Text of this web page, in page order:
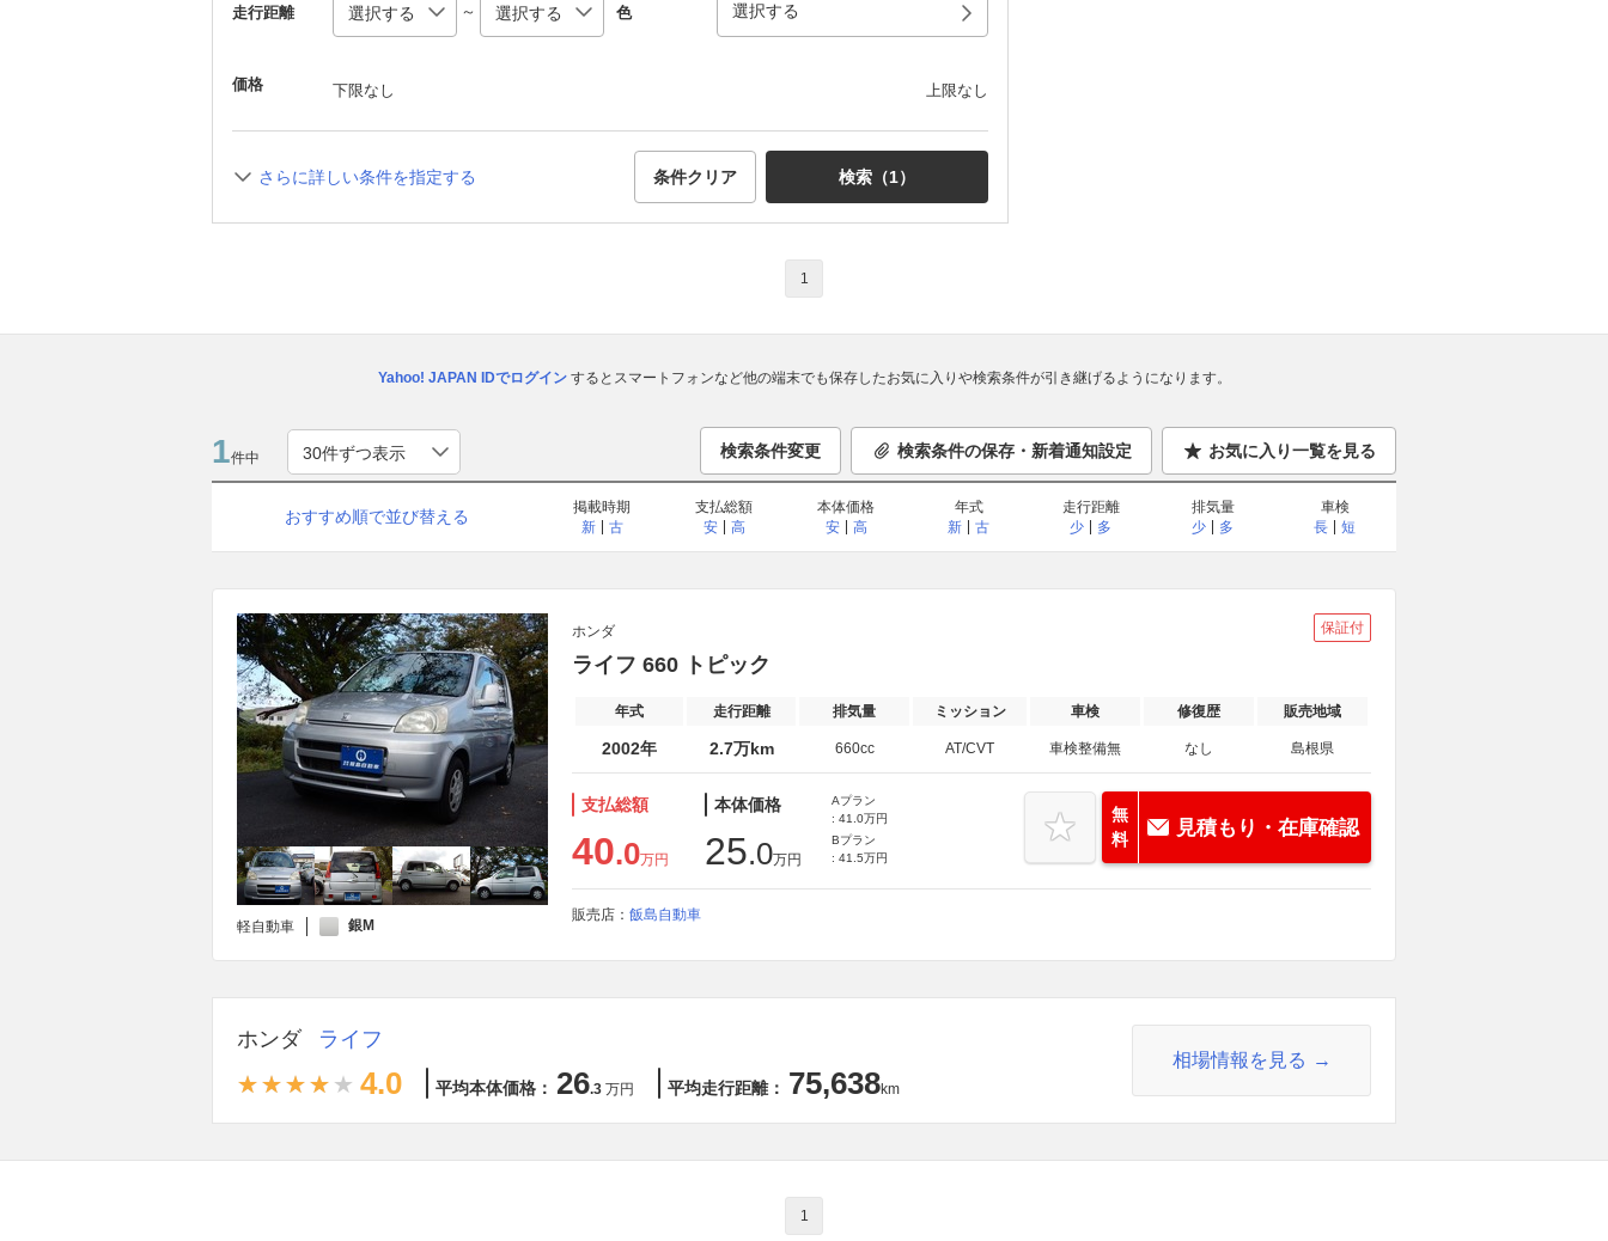
走行距離 ～ 色 選択する
価格 下限なし 上限なし
さらに詳しい条件を指定する 条件クリア 検索（1）
1
Yahoo! JAPAN IDでログインするとスマートフォンなど他の端末でも保存したお気に入りや検索条件が引き継げるようになります。
1件中 検索条件変更 検索条件の保存・新着通知設定 お気に入り一覧を見る
おすすめ順で並び替える
掲載時期
新
古
支払総額
安
高
本体価格
安
高
年式
新
古
走行距離
少
多
排気量
少
多
車検
長
短
軽自動車 銀M
ホンダ 保証付
ライフ 660 トピック
年式 走行距離 排気量 ミッション 車検 修復歴 販売地域
2002年 2.7万km 660cc AT/CVT 車検整備無 なし 島根県
支払総額
40.0万円
本体価格
25.0万円
Aプラン
: 41.0万円
Bプラン
: 41.5万円
無
料
見積もり・在庫確認
販売店： 飯島自動車
ホンダ ライフ
4.0 平均本体価格： 26.3 万円 平均走行距離： 75,638km
相場情報を見る
1